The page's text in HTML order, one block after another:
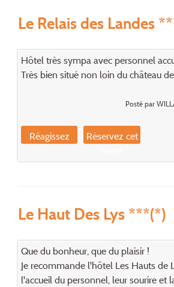
Le Relais des Landes
Hôtel très sympa avec personnel
Très bien situé non loin du château
Posté par
Réagissez
Réservez cet
Le Haut Des Lys ***(*)
Que du bonheur, que du plaisir !
Je recommande l'hôtel Les Hauts de
l'accueil du personnel, leur sourire et